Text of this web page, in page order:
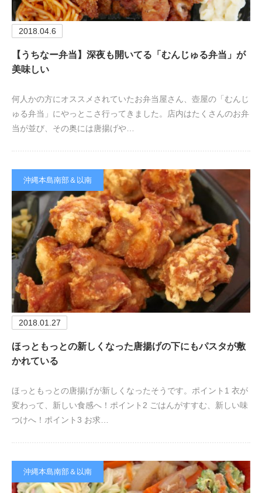
2018.04.6
【うちなー弁当】深夜も開いてる「むんじゅる弁当」が
美味しい
何人かの方にオススメされていたお弁当屋さん、壺屋の「むんじ
ゅる弁当」にやっとこさ行ってきました。店内はたくさんのお弁
当が並び、その奥には唐揚げや…
沖縄本島南部＆以南
2018.01.27
ほっともっとの新しくなった唐揚げの下にもパスタが敷
かれている
ほっともっとの唐揚げが新しくなったそうです。ポイント1 衣が
変わって、新しい食感へ！ポイント2 ごはんがすすむ、新しい味
つけへ！ポイント3 お求…
沖縄本島南部＆以南